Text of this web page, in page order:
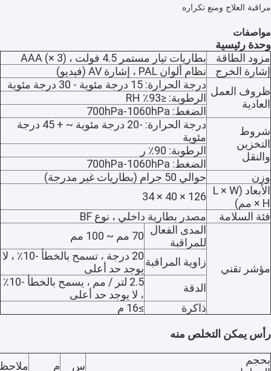
مراقبة العلاج ومنع تكراره
مواصفات
وحدة رئيسية
مزود الطاقة
بطاريات تيار مستمر 4.5 فولت ، AAA (× 3)
إشارة الخرج
نظام ألوان PAL ، إشارة AV (فيديو)
ظروف العمل
العادية
درجة الحرارة: 15 درجة مئوية - 30 درجة مئوية
الرطوبة: ≤93٪ RH
الضغط: 700hPa-1060hPa
شروط
التخزين
والنقل
درجة الحرارة: -20 درجة مئوية ~ + 45 درجة
مئوية
الرطوبة: 90٪ ر
الضغط: 700hPa-1060hPa
وزن
حوالي 50 جرام (بطاريات غير مدرجة)
الأبعاد (L × W
× H مم)
126 × 40 × 34
فئة السلامة
مصدر بطارية داخلي ، نوع BF
مؤشر تقني
المدى الفعال
للمراقبة
70 مم ~ 100 مم
زاوية المراقبة
20 درجة ، تسمح بالخطأ -10٪ ، لا
يوجد حد أعلى
الدقة
2.5 لتر / مم ، يسمح بالخطأ -10٪
، لا يوجد حد أعلى
ذاكرة
≥16 م
رأس يمكن التخلص منه
بحجم
س م